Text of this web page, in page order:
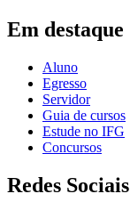
Em destaque
Aluno
Egresso
Servidor
Guia de cursos
Estude no IFG
Concursos
Redes Sociais